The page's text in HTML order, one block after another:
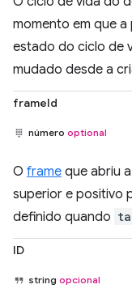
momento em que
estado do ciclo de
mudado desde a
frameId
número optional
O frame que abriu
superior e positivo
definido quando
ID
string opcional